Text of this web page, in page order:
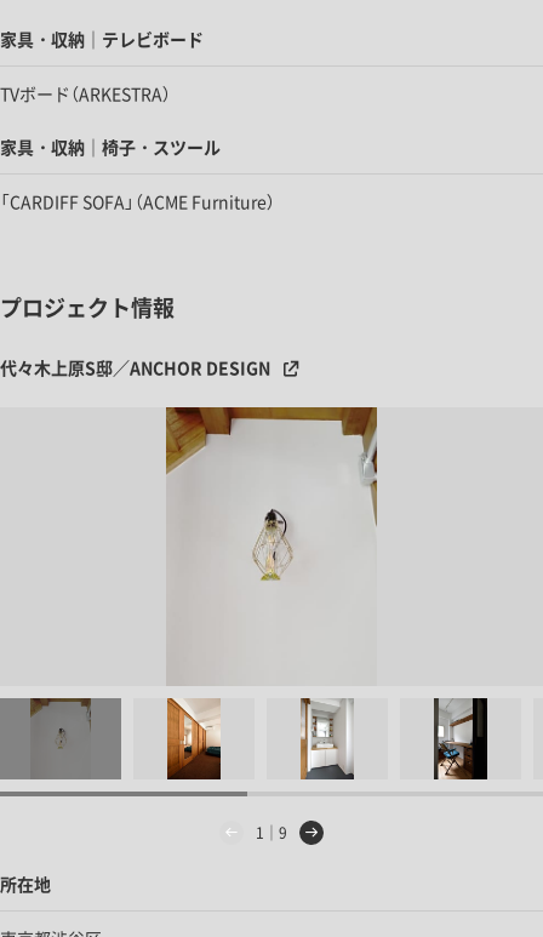
家具・収納｜テレビボード
TVボード（ARKESTRA）
家具・収納｜椅子・スツール
「CARDIFF SOFA」（ACME Furniture）
プロジェクト情報
代々木上原S邸／ANCHOR DESIGN
1｜9
所在地